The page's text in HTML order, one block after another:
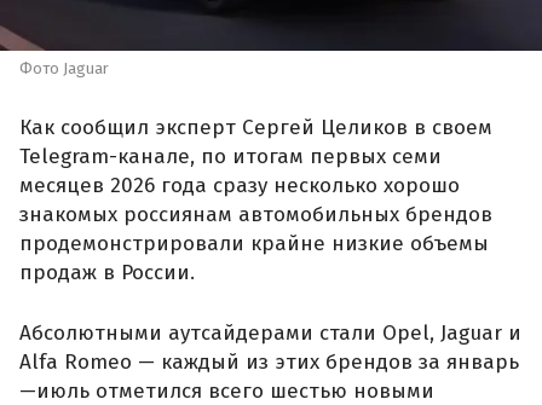
Фото Jaguar
Как сообщил эксперт Сергей Целиков в своем
Telegram-канале, по итогам первых семи
месяцев 2026 года сразу несколько хорошо
знакомых россиянам автомобильных брендов
продемонстрировали крайне низкие объемы
продаж в России.
Абсолютными аутсайдерами стали Opel, Jaguar и
Alfa Romeo — каждый из этих брендов за январь
—июль отметился всего шестью новыми